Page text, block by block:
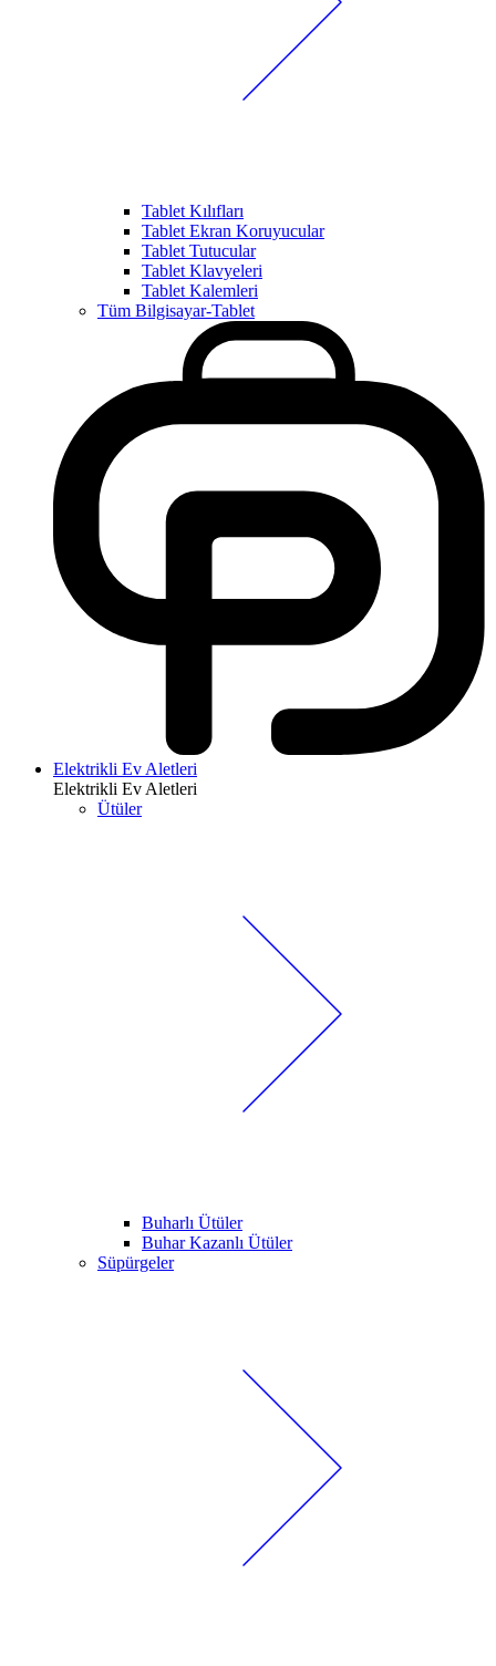
Tablet Kılıfları
Tablet Ekran Koruyucular
Tablet Tutucular
Tablet Klavyeleri
Tablet Kalemleri
Tüm Bilgisayar-Tablet
Elektrikli Ev Aletleri
Elektrikli Ev Aletleri
Ütüler
Buharlı Ütüler
Buhar Kazanlı Ütüler
Süpürgeler